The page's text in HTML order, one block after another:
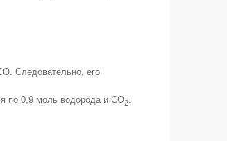
Следовательно, его
по 0,9 моль водорода и СО2